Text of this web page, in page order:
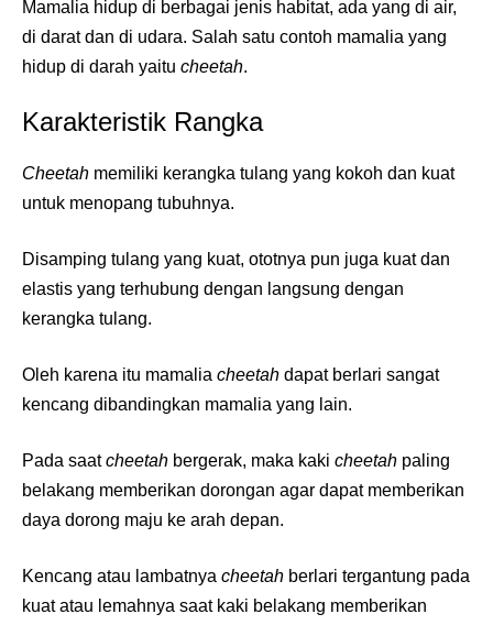
Mamalia hidup di berbagai jenis habitat, ada yang di air,
di darat dan di udara. Salah satu contoh mamalia yang
hidup di darah yaitu cheetah.
Karakteristik Rangka
Cheetah memiliki kerangka tulang yang kokoh dan kuat
untuk menopang tubuhnya.
Disamping tulang yang kuat, ototnya pun juga kuat dan
elastis yang terhubung dengan langsung dengan
kerangka tulang.
Oleh karena itu mamalia cheetah dapat berlari sangat
kencang dibandingkan mamalia yang lain.
Pada saatcheetah bergerak, maka kaki cheetah paling
belakang memberikan dorongan agar dapat memberikan
daya dorong maju ke arah depan.
Kencang atau lambatnya cheetah berlari tergantung pada
kuat atau lemahnya saat kaki belakang memberikan